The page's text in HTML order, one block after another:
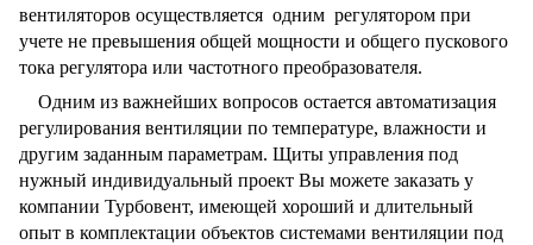
вентиляторов осуществляется одним регулятором при
учете не превышения общей мощности и общего пускового
тока регулятора или частотного преобразователя.
Одним из важнейших вопросов остается автоматизация
регулирования вентиляции по температуре, влажности и
другим заданным параметрам. Щиты управления под
нужный индивидуальный проект Вы можете заказать у
компании Турбовент, имеющей хороший и длительный
опыт в комплектации объектов системами вентиляции под